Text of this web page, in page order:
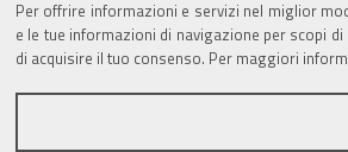
Per offrire informazioni e servizi nel miglior
e le tue informazioni di navigazione per scopi
di acquisire il tuo consenso. Per maggiori